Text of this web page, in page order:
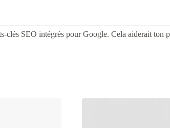
clés SEO intégrés pour Google. Cela aiderait ton